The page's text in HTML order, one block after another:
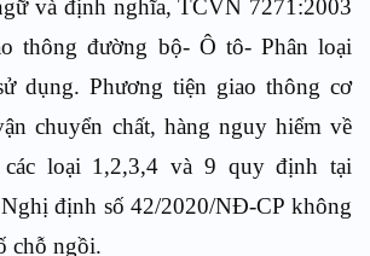
và định nghĩa, TCVN 7271:2003
thông đường bộ- Ô tô- Phân loại
dụng. Phương tiện giao thông cơ
chuyển chất, hàng nguy hiểm về
các loại 1,2,3,4 và 9 quy định tại
định số 42/2020/NĐ-CP không
chỗ ngồi.